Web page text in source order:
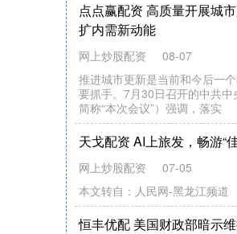
易鑫优配 中俄两国大对账
海军，服役了多少舰艇？
顺阳网
01-11
在之前的文章中，作者曾与大
和中国海军服役舰艇的数量。
聊俄罗斯海军的情况。实际上，
官
天
过
顺阳网
12-31